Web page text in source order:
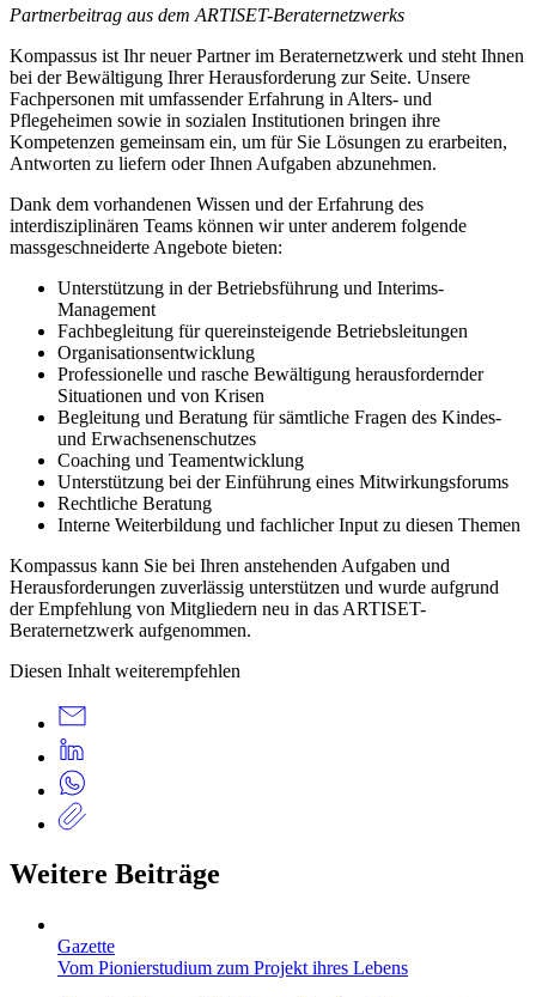
Partnerbeitrag aus dem ARTISET-Beraternetzwerks
Kompassus ist Ihr neuer Partner im Beraternetzwerk und steht Ihnen
bei der Bewältigung Ihrer Herausforderung zur Seite. Unsere
Fachpersonen mit umfassender Erfahrung in Alters- und
Pflegeheimen sowie in sozialen Institutionen bringen ihre
Kompetenzen gemeinsam ein, um für Sie Lösungen zu erarbeiten,
Antworten zu liefern oder Ihnen Aufgaben abzunehmen.
Dank dem vorhandenen Wissen und der Erfahrung des
interdisziplinären Teams können wir unter anderem folgende
massgeschneiderte Angebote bieten:
Unterstützung in der Betriebsführung und Interims-
Management
Fachbegleitung für quereinsteigende Betriebsleitungen
Organisationsentwicklung
Professionelle und rasche Bewältigung herausfordernder
Situationen und von Krisen
Begleitung und Beratung für sämtliche Fragen des Kindes-
und Erwachsenenschutzes
Coaching und Teamentwicklung
Unterstützung bei der Einführung eines Mitwirkungsforums
Rechtliche Beratung
Interne Weiterbildung und fachlicher Input zu diesen Themen
Kompassus kann Sie bei Ihren anstehenden Aufgaben und
Herausforderungen zuverlässig unterstützen und wurde aufgrund
der Empfehlung von Mitgliedern neu in das ARTISET-
Beraternetzwerk aufgenommen.
Diesen Inhalt weiterempfehlen
Weitere Beiträge
Gazette
Vom Pionierstudium zum Projekt ihres Lebens